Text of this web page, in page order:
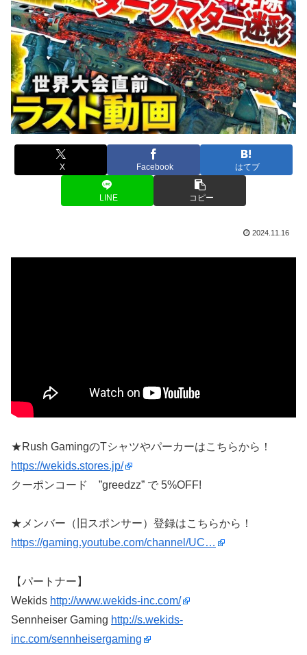
X Facebook はてブ
LINE コピー
2024.11.16
★Rush GamingのTシャツやパーカーはこちらから！
https://wekids.stores.jp/
クーポンコード ”greedzz” で 5%OFF!
★メンバー（旧スポンサー）登録はこちらから！
https://gaming.youtube.com/channel/UC…
【パートナー】
Wekids http://www.wekids-inc.com/
Sennheiser Gaming http://s.wekids-
inc.com/sennheisergaming